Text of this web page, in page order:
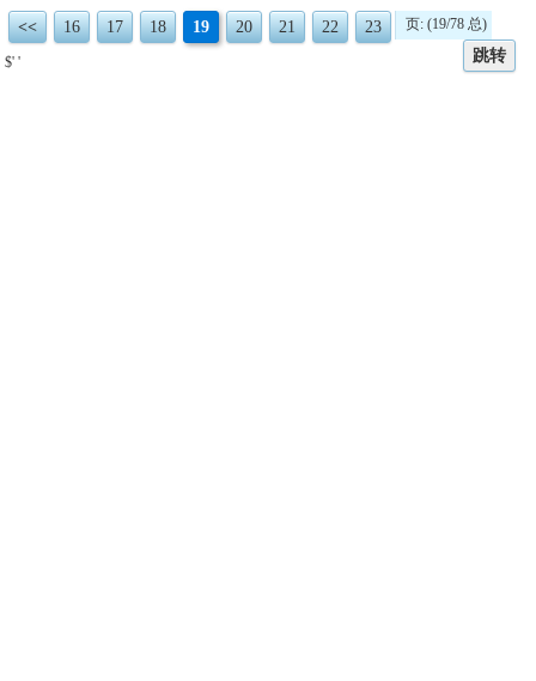
<< 16 17 18 19 20 21 22 23 页: (19/78 总)
跳转
$' '